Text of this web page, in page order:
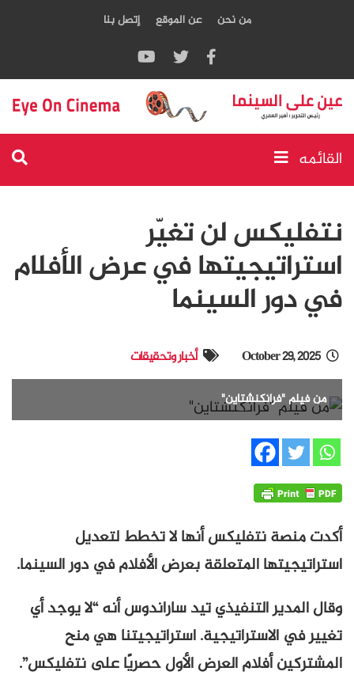
من نحن عن الموقع إتصل بنا
القائمه
نتفليكس لن تغيّر
استراتيجيتها في عرض الأفلام
في دور السينما
October 29, 2025 أخبار وتحقيقات
من فيلم "فرانكنشتاين"
أكدت منصة نتفليكس أنها لا تخطط لتعديل
استراتيجيتها المتعلقة بعرض الأفلام في دور السينما.
وقال المدير التنفيذي تيد ساراندوس أنه “لا يوجد أي
تغيير في الاستراتيجية. استراتيجيتنا هي منح
المشتركين أفلام العرض الأول حصريًا على نتفليكس”.